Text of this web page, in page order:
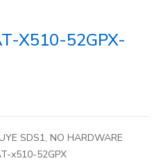
X510-52GPX-
SDS1, NO HARDWARE
x510-52GPX